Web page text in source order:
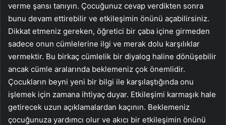
verme şansı tanıyın. Çocuğunuz cevap verdikten sonra
bunu devam ettirebilir ve etkileşimin önünü açabilirsiniz.
Dikkat etmeniz gereken, öğretici bir çaba içine girmeden
sadece onun cümlelerine ilgi ve merak dolu karşılıklar
vermektir. Bu birkaç cümlelik bir diyalog haline dönüşebilir
ancak cümle aralarında beklemeniz çok önemlidir.
Çocukların beyni yeni bir bilgi ile karşılaştığında onu
işlemek için zamana ihtiyaç duyar. Etkileşimi karmaşık hale
getirecek uzun açıklamalardan kaçının. Beklemeniz
çocuğunuza yardımcı olur ve akıcı bir etkileşimin önünü